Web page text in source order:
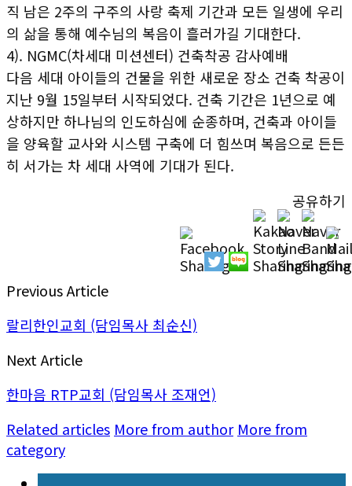
직 남은 2주의 구주의 사랑 축제 기간과 모든 일생에 우리
의 삶을 통해 예수님의 복음이 흘러가길 기대한다.
4). NGMC(차세대 미션센터) 건축착공 감사예배
다음 세대 아이들의 건물을 위한 새로운 장소 건축 착공이
지난 9월 15일부터 시작되었다. 건축 기간은 1년으로 예
상하지만 하나님의 인도하심에 순종하며, 건축과 아이들
을 양육할 교사와 시스템 구축에 더 힘쓰며 복음으로 든든
히 서가는 차 세대 사역에 기대가 된다.
공유하기
Previous Article
랄리한인교회 (담임목사 최순신)
Next Article
한마음 RTP교회 (담임목사 조재언)
Related articles More from author More from
category